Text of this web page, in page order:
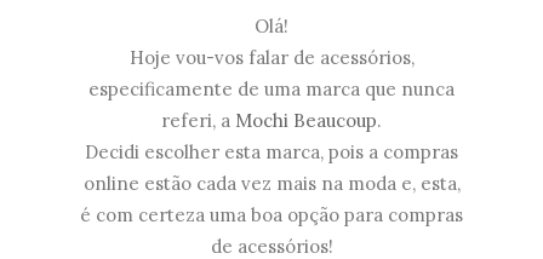
Olá!
Hoje vou-vos falar de acessórios,
especificamente de uma marca que nunca
referi, a Mochi Beaucoup.
Decidi escolher esta marca, pois a compras
online estão cada vez mais na moda e, esta,
é com certeza uma boa opção para compras
de acessórios!